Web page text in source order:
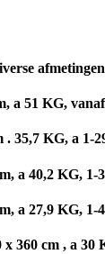
a 51 KG,
35,7 KG, a 1-
a 40,2 KG, 1-
a 27,9 KG, 1-
360 cm , a 30